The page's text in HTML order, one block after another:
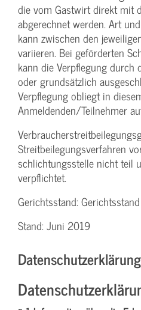
die vom Gastwirt direkt mit
abgerechnet werden. Art
kann zwischen den
variieren. Bei geförderten
kann die Verpflegung durch
oder grundsätzlich
Verpflegung obliegt in
Anmeldenden/­Teilnehmer
Streit­beilegungs­verfahren
schlichtungs­stelle nicht teil
verpflichtet.
Gerichtsstand:
Stand: Juni 2019